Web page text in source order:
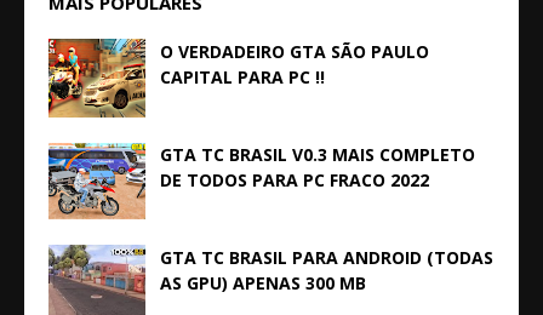
O VERDADEIRO GTA SÃO PAULO
CAPITAL PARA PC !!
GTA TC BRASIL V0.3 MAIS COMPLETO
DE TODOS PARA PC FRACO 2022
GTA TC BRASIL PARA ANDROID (TODAS
AS GPU) APENAS 300 MB